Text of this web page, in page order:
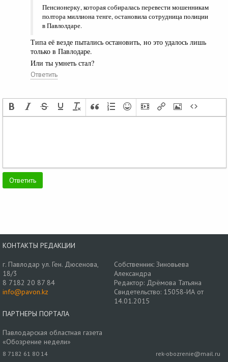
Пенсионерку, которая собиралась перевести мошенникам
полтора миллиона тенге, остановила сотрудница полиции
в Павлолдаре.
Типа её везде пытались остановить, но это удалось лишь
только в Павлодаре.
Или ты умнеть стал?
Ответить
КОНТАКТЫ РЕДАКЦИИ
г. Павлодар ул. Ген. Дюсенова,
18/3
8 7182 20 87 84
info@pavon.kz
Собственник: Зиновьева
Александра
Редактор: Дрёмова Татьяна
Свидетельство: 15058-ИА от
14.01.2015
ПАРТНЕРЫ ПОРТАЛА
Павлодарская областная газета
«Обозрение недели»
8 7182 61 80 14 rek-obozrenie@mail.ru